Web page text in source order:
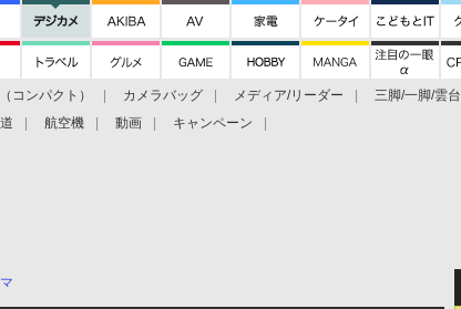
コンパクト） カメラバッグ メディア/リーダー 三脚/一脚/雲台
航空機 動画 キャンペーン